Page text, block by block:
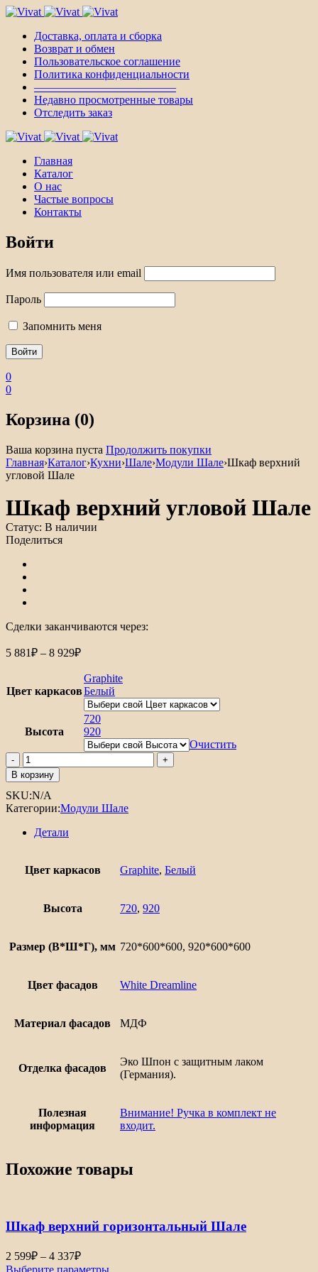
Доставка, оплата и сборка
Возврат и обмен
Пользовательское соглашение
Политика конфиденциальности
————————————–
Недавно просмотренные товары
Отследить заказ
Главная
Каталог
О нас
Частые вопросы
Контакты
Войти
Имя пользователя или email
Пароль
Запомнить меня
0
0
Корзина (0)
Ваша корзина пуста Продолжить покупки
Главная›Каталог›Кухни›Шале›Модули Шале›Шкаф верхний
угловой Шале
Шкаф верхний угловой Шале
Статус: В наличии
Поделиться
Сделки заканчиваются через:
5 881₽ – 8 929₽Диапазон
5
881₽
8
929₽
Цвет каркасов
Graphite
Белый
Высота
720
920
Очистить
Количество
товара
Шкаф
верхний
угловой
В корзину
SKU:N/A
Категории:Модули Шале
Детали
Цвет каркасов Graphite, Белый
Высота 720, 920
Размер (В*Ш*Г), мм 720*600*600, 920*600*600
Цвет фасадов White Dreamline
Материал фасадов МДФ
Отделка фасадов
Эко Шпон с защитным лаком
(Германия).
Полезная
информация
Внимание! Ручка в комплект не
входит.
Похожие товары
Шкаф верхний горизонтальный Шале
2 599₽ – 4 337₽Диапазон
цен:
Выберите параметры